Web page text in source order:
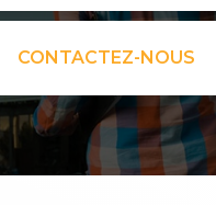
CONTACTEZ-NOUS